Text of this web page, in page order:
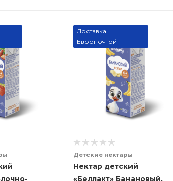
Доставка
Европочтой
Детские нектары
Нектар детский
«Беллакт» Банановый,